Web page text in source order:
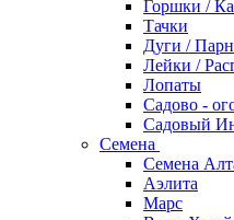
Горшки /
Тачки
Дуги /
Лейки /
Лопаты
Садово -
Садовый
Семена
Семена
Аэлита
Марс